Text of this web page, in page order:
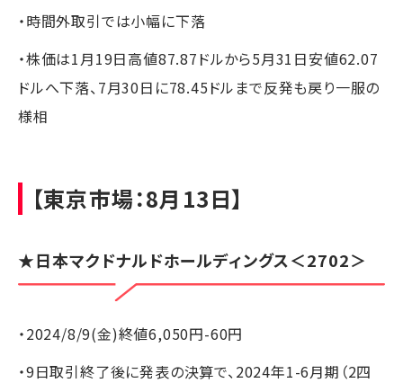
・時間外取引では小幅に下落
・株価は1月19日高値87.87ドルから5月31日安値62.07
ドルへ下落、7月30日に78.45ドルまで反発も戻り一服の
様相
【東京市場：8月13日】
★日本マクドナルドホールディングス＜2702＞
・2024/8/9(金)終値6,050円-60円
・9日取引終了後に発表の決算で、2024年1-6月期（2四